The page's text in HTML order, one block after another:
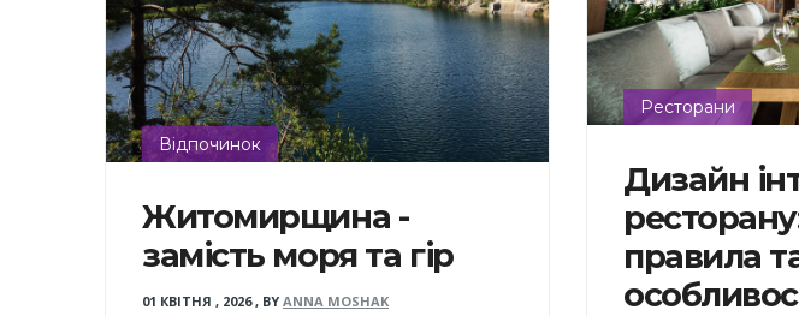
Відпочинок
Житомирщина -
замість моря та гір
01 КВІТНЯ , 2026, BY ANNA MOSHAK
Ресторани
Дизайн
правила